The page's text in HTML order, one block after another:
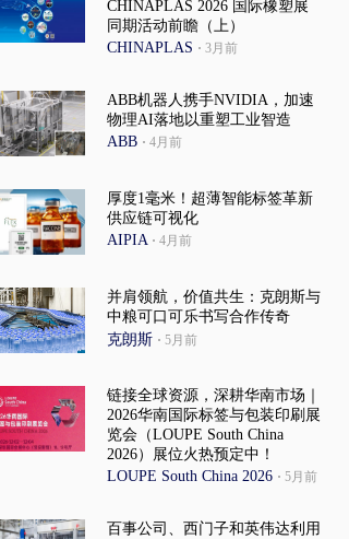
CHINAPLAS 2026 国际橡塑展
同期活动前瞻（上）
CHINAPLAS · 3月前
ABB机器人携手NVIDIA，加速
物理AI落地以重塑工业智造
ABB · 4月前
厚度1毫米！超薄智能标签革新
供应链可视化
AIPIA · 4月前
并肩领航，价值共生：克朗斯与
中粮可口可乐书写合作传奇
克朗斯 · 5月前
链接全球资源，深耕华南市场｜
2026华南国际标签与包装印刷展
览会（LOUPE South China
2026）展位火热预定中！
LOUPE South China 2026 · 5月前
百事公司、西门子和英伟达利用